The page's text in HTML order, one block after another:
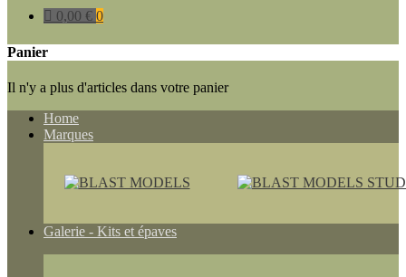
 0,00 € 0
Panier
Il n'y a plus d'articles dans votre panier
Home
Marques
Galerie - Kits et épaves